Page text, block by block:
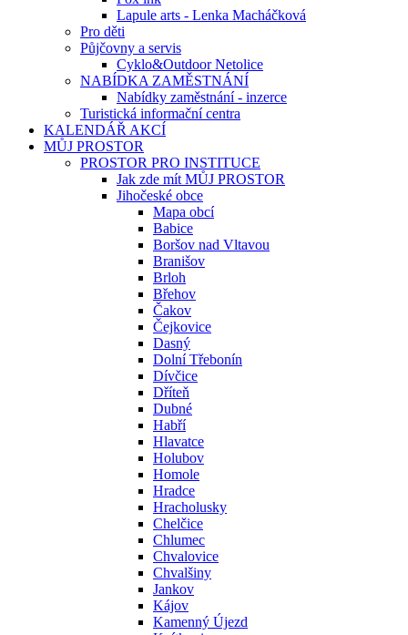
Lapule arts - Lenka Macháčková
Pro děti
Půjčovny a servis
Cyklo&Outdoor Netolice
NABÍDKA ZAMĚSTNÁNÍ
Nabídky zaměstnání - inzerce
Turistická informační centra
KALENDÁŘ AKCÍ
MŮJ PROSTOR
PROSTOR PRO INSTITUCE
Jak zde mít MŮJ PROSTOR
Jihočeské obce
Mapa obcí
Babice
Boršov nad Vltavou
Branišov
Brloh
Břehov
Čakov
Čejkovice
Dasný
Dolní Třebonín
Dívčice
Dříteň
Dubné
Habří
Hlavatce
Holubov
Homole
Hradce
Hracholusky
Chelčice
Chlumec
Chvalovice
Chvalšiny
Jankov
Kájov
Kamenný Újezd